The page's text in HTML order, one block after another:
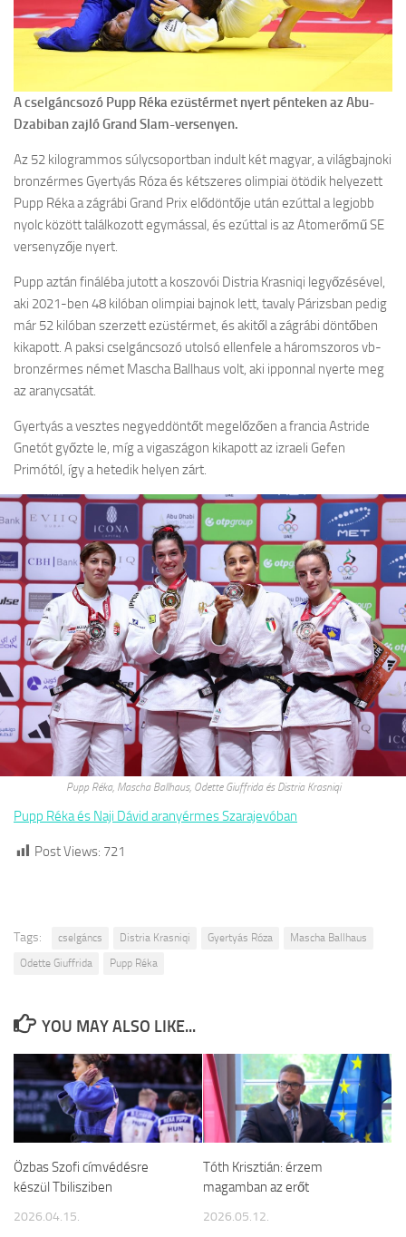
A cselgáncsozó Pupp Réka ezüstérmet nyert pénteken az Abu-
Dzabiban zajló Grand Slam-versenyen.
Az 52 kilogrammos súlycsoportban indult két magyar, a világbajnoki
bronzérmes Gyertyás Róza és kétszeres olimpiai ötödik helyezett
Pupp Réka a zágrábi Grand Prix elődöntője után ezúttal a legjobb
nyolc között találkozott egymással, és ezúttal is az Atomerőmű SE
versenyzője nyert.
Pupp aztán fináléba jutott a koszovói Distria Krasniqi legyőzésével,
aki 2021-ben 48 kilóban olimpiai bajnok lett, tavaly Párizsban pedig
már 52 kilóban szerzett ezüstérmet, és akitől a zágrábi döntőben
kikapott. A paksi cselgáncsozó utolsó ellenfele a háromszoros vb-
bronzérmes német Mascha Ballhaus volt, aki ipponnal nyerte meg
az aranycsatát.
Gyertyás a vesztes negyeddöntőt megelőzően a francia Astride
Gnetót győzte le, míg a vigaszágon kikapott az izraeli Gefen
Primótól, így a hetedik helyen zárt.
Pupp Réka, Mascha Ballhaus, Odette Giuffrida és Distria Krasniqi
Pupp Réka és Naji Dávid aranyérmes Szarajevóban
Post Views: 721
Tags: cselgáncs Distria Krasniqi Gyertyás Róza
Mascha Ballhaus
Odette Giuffrida
Pupp Réka
YOU MAY ALSO LIKE...
Özbas Szofi címvédésre
készül Tbilisziben
2026.04.15.
Tóth Krisztián: érzem
magamban az erőt
2026.05.12.